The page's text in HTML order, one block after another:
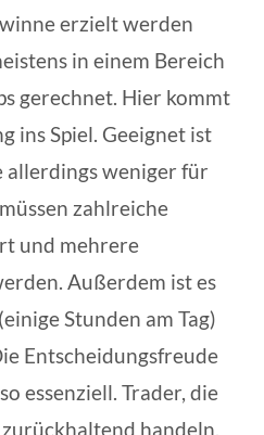
erzielt werden
in einem Bereich
gerechnet. Hier kommt
ins Spiel. Geeignet ist
allerdings weniger für
zahlreiche
und mehrere
Außerdem ist es
Stunden am Tag)
Entscheidungsfreude
essenziell. Trader, die
handeln,